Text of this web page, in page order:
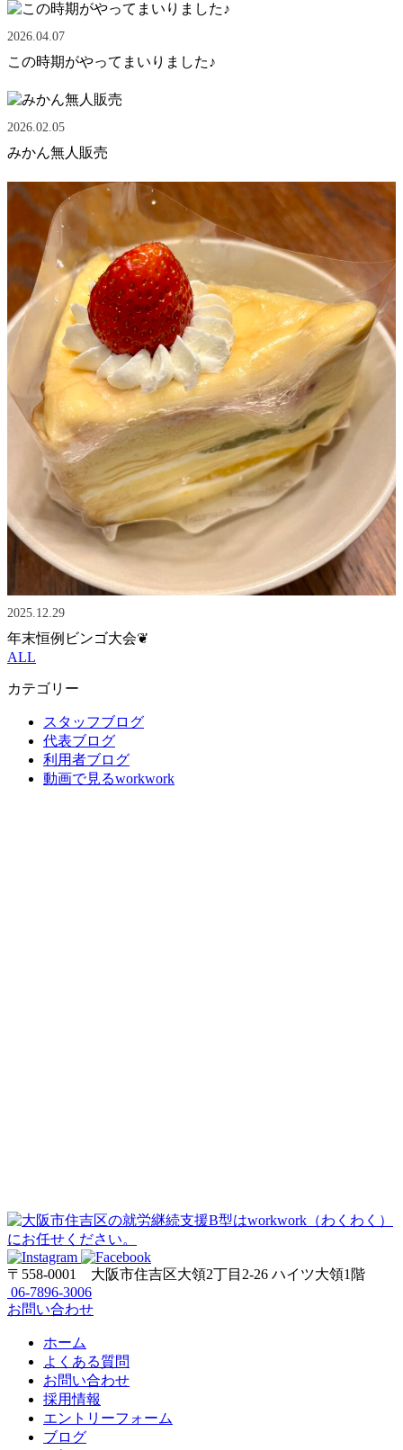
2026.04.07
この時期がやってまいりました♪
2026.02.05
みかん無人販売
2025.12.29
年末恒例ビンゴ大会❦
ALL
カテゴリー
スタッフブログ
代表ブログ
利用者ブログ
動画で見るworkwork
〒558-0001 大阪市住吉区大領2丁目2-26 ハイツ大領1階
06-7896-3006
お問い合わせ
ホーム
よくある質問
お問い合わせ
採用情報
エントリーフォーム
ブログ